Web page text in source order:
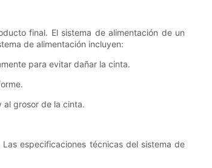
final. El sistema de alimentación de un
de alimentación incluyen:
para evitar dañar la cinta.
al grosor de la cinta.
especificaciones técnicas del sistema de